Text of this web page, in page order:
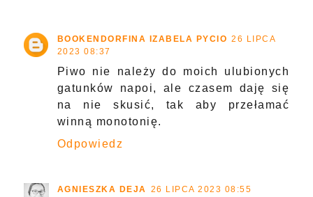
BOOKENDORFINA IZABELA PYCIO 26 LIPCA
2023 08:37
Piwo nie należy do moich ulubionych
gatunków napoi, ale czasem daję się
na nie skusić, tak aby przełamać
winną monotonię.
Odpowiedz
AGNIESZKA DEJA 26 LIPCA 2023 08:55